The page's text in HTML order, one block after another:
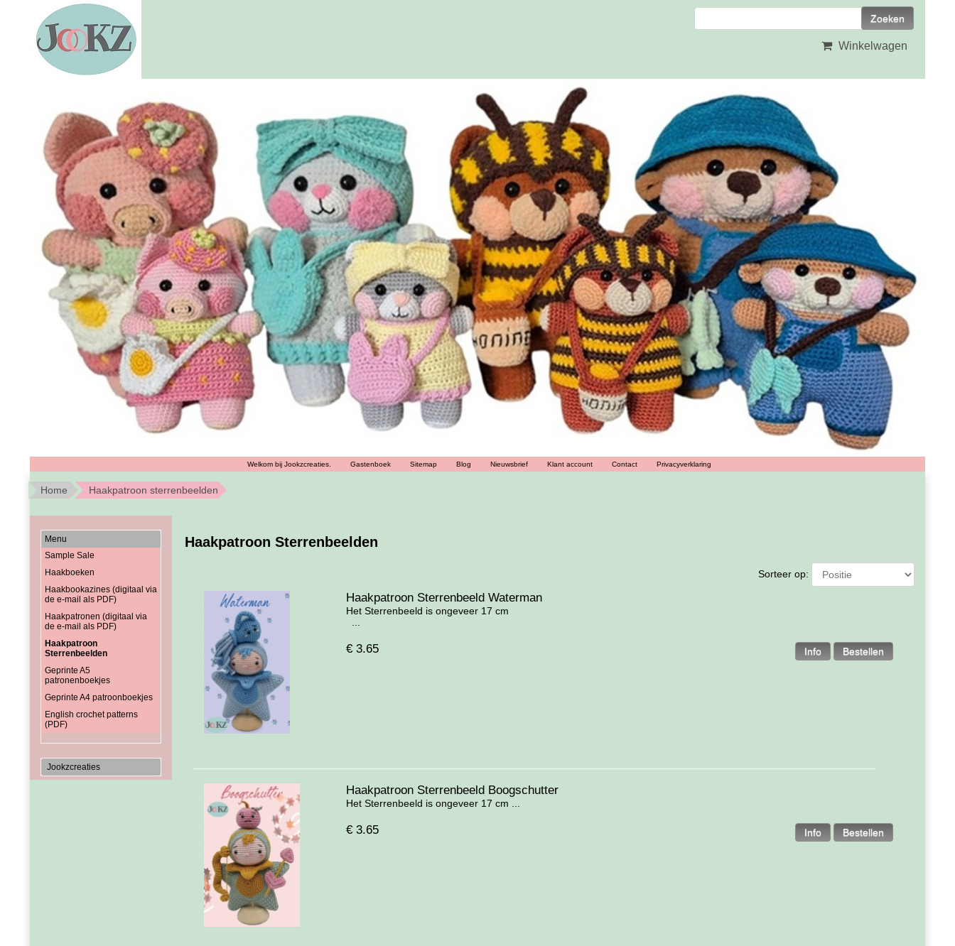
Winkelwagen
Welkom bij Jookzcreaties. Gastenboek Sitemap Blog Nieuwsbrief Klant account Contact Privacyverklaring
Home Haakpatroon sterrenbeelden
Menu
Sample Sale
Haakboeken
Haakbookazines (digitaal via
de e-mail als PDF)
Haakpatronen (digitaal via
de e-mail als PDF)
Haakpatroon
Sterrenbeelden
Geprinte A5
patronenboekjes
Geprinte A4 patroonboekjes
English crochet patterns
(PDF)
Jookzcreaties
Haakpatroon Sterrenbeelden
Sorteer op:
Haakpatroon Sterrenbeeld Waterman
Het Sterrenbeeld is ongeveer 17 cm
€ 3.65
Haakpatroon Sterrenbeeld Boogschutter
Het Sterrenbeeld is ongeveer 17 cm ...
€ 3.65